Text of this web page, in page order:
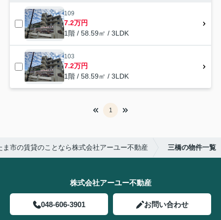
109
7.2万円
1階 / 58.59㎡ / 3LDK
103
7.2万円
1階 / 58.59㎡ / 3LDK
1
ま市の賃貸のことなら株式会社アーユー不動産 三橋の物件一覧
株式会社アーユー不動産
048-606-3901 お問い合わせ